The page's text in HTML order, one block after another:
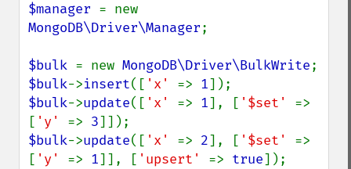
$manager
MongoDB\Driver\Manager;
$bulk = new MongoDB\Driver\BulkWrite
$bulk->insert([ 'x' => 1
$bulk->update([ 'x' => 1], [ '$set' =>
[ 'y' => 3
$bulk->update([ 'x' => 2], [ '$set' =>
[ 'y' => 1]], [ 'upsert' => true